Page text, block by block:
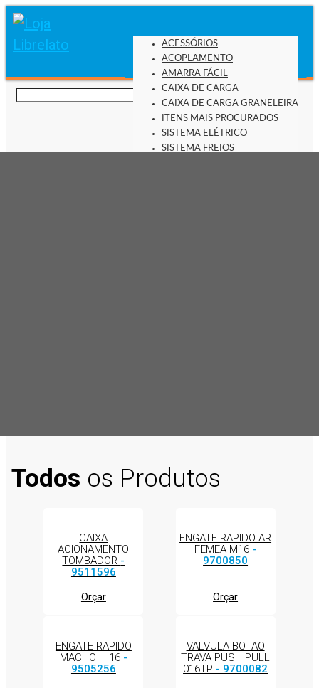
ACESSÓRIOS
ACOPLAMENTO
AMARRA FÁCIL
CAIXA DE CARGA
CAIXA DE CARGA GRANELEIRA
ITENS MAIS PROCURADOS
SISTEMA ELÉTRICO
SISTEMA FREIOS
Todos os Produtos
CAIXA
ACIONAMENTO
TOMBADOR -
9511596
Orçar
ENGATE RAPIDO AR
FEMEA M16 -
9700850
Orçar
ENGATE RAPIDO
MACHO – 16 -
9505256
VALVULA BOTAO
TRAVA PUSH PULL
016TP - 9700082